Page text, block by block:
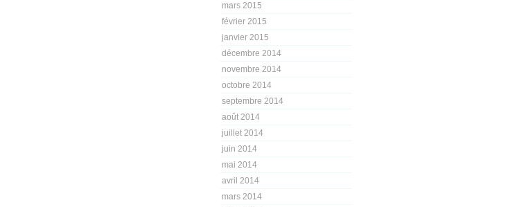
mars 2015
février 2015
janvier 2015
décembre 2014
novembre 2014
octobre 2014
septembre 2014
août 2014
juillet 2014
juin 2014
mai 2014
avril 2014
mars 2014